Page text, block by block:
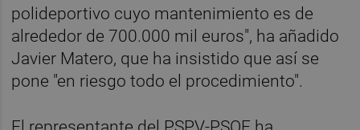
polideportivo cuyo mantenimiento es de
alrededor de 700.000 mil euros", ha añadido
Javier Matero, que ha insistido que así se
pone "en riesgo todo el procedimiento".